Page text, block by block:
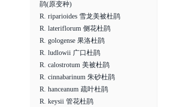
鹃(原变种)
R. riparioides 雪龙美被杜鹃
R. lateriflorum 侧花杜鹃
R. gologense 果洛杜鹃
R. ludlowii 广口杜鹃
R. calostrotum 美被杜鹃
R. cinnabarinum 朱砂杜鹃
R. hanceanum 疏叶杜鹃
R. keysii 管花杜鹃